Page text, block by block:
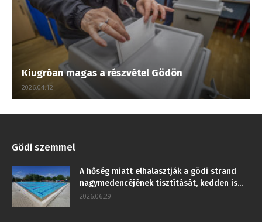
Kiugróan magas a részvétel Gödön
2026.04.12.
Gödi szemmel
A hőség miatt elhalasztják a gödi strand
nagymedencéjének tisztítását, kedden is...
2026.06.29.